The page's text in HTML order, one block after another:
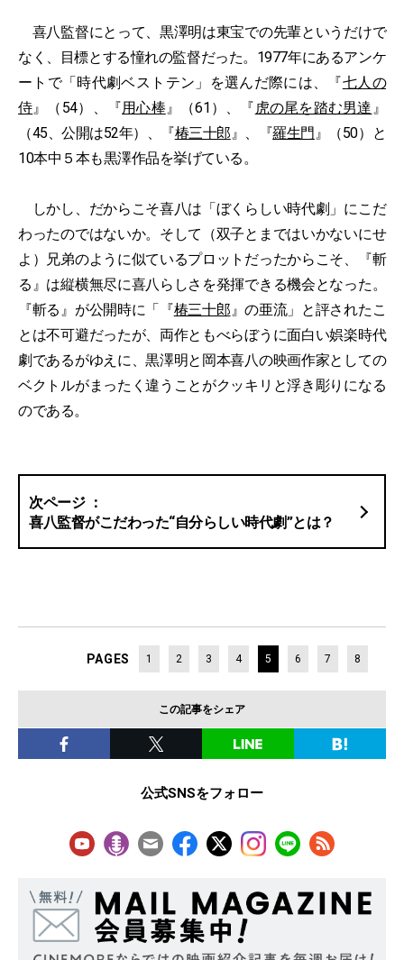
喜八監督にとって、黒澤明は東宝での先輩というだけで
なく、目標とする憧れの監督だった。1977年にあるアンケ
ートで「時代劇ベストテン」を選んだ際には、『七人の
侍』（54）、『用心棒』（61）、『 虎の尾を踏む男達 』
（45、公開は52年）、『椿三十郎』、『羅生門』（50）と
10本中５本も黒澤作品を挙げている。
しかし、だからこそ喜八は「ぼくらしい時代劇」にこだ
わったのではないか。そして（双子とまではいかないにせ
よ）兄弟のように似ているプロットだったからこそ、『斬
る』は縦横無尽に喜八らしさを発揮できる機会となった。
『斬る』が公開時に「『椿三十郎』の亜流」と評されたこ
とは不可避だったが、両作ともべらぼうに面白い娯楽時代
劇であるがゆえに、黒澤明と岡本喜八の映画作家としての
ベクトルがまったく違うことがクッキリと浮き彫りになる
のである。
喜八監督がこだわった“自分らしい時代劇”とは？
PAGES 1 2 3 4 5 6 7 8
この記事をシェア
公式SNSをフォロー